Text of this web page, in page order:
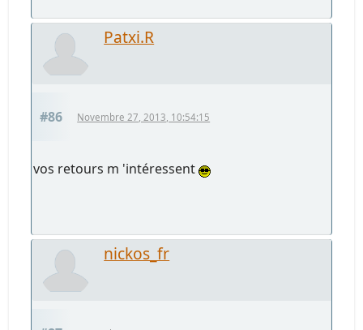
Patxi.R
#86 Novembre 27, 2013, 10:54:15
vos retours m 'intéressent
nickos_fr